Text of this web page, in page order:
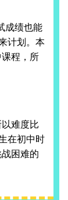
成绩也能
计划。本
程，所
难度比
在初中时
困难的